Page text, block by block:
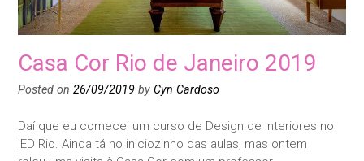
Casa Cor Rio de Janeiro 2019
Posted on 26/09/2019 by Cyn Cardoso
Daí que eu comecei um curso de Design de Interiores no
IED Rio. Ainda tá no iniciozinho das aulas, mas ontem